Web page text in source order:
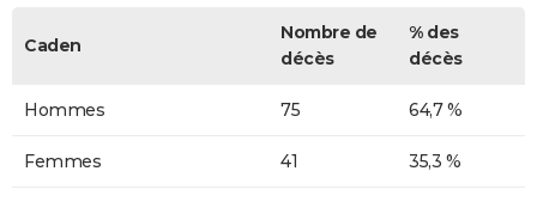
Caden
Nombre de
décès
% des
décès
Hommes 75 64,7 %
Femmes 41 35,3 %